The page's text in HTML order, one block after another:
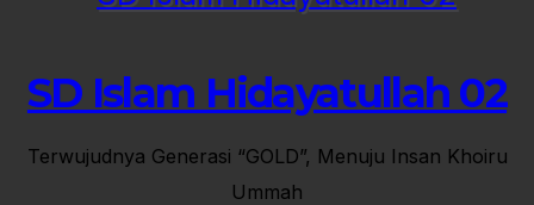
SD Islam Hidayatullah 02
Terwujudnya Generasi “GOLD”, Menuju Insan Khoiru
Ummah